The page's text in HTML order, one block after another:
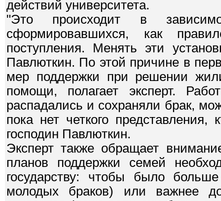
действий университета.
"Это происходит в
сформировавшихся, как
поступления. Менять эти
Павлюткин. По этой причине в
мер поддержки при решении
помощи, полагает эксперт.
распадались и сохраняли брак,
пока нет четкого
господин Павлюткин.
Эксперт также обращает
планов поддержки семей
государству: чтобы было
молодых браков) или важнее